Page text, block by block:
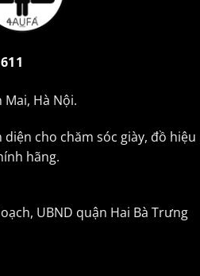
Mai, Hà Nội.
diện cho chăm sóc giày, đồ hiệu
hãng.
UBND quận Hai Bà Trưng